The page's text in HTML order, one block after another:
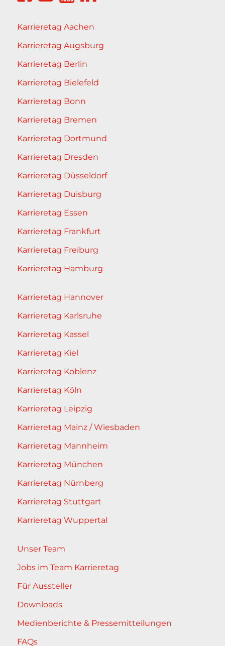
Karrieretag Aachen
Karrieretag Augsburg
Karrieretag Berlin
Karrieretag Bielefeld
Karrieretag Bonn
Karrieretag Bremen
Karrieretag Dortmund
Karrieretag Dresden
Karrieretag Düsseldorf
Karrieretag Duisburg
Karrieretag Essen
Karrieretag Frankfurt
Karrieretag Freiburg
Karrieretag Hamburg
Karrieretag Hannover
Karrieretag Karlsruhe
Karrieretag Kassel
Karrieretag Kiel
Karrieretag Koblenz
Karrieretag Köln
Karrieretag Leipzig
Karrieretag Mainz / Wiesbaden
Karrieretag Mannheim
Karrieretag München
Karrieretag Nürnberg
Karrieretag Stuttgart
Karrieretag Wuppertal
Unser Team
Jobs im Team Karrieretag
Für Aussteller
Downloads
Medienberichte & Pressemitteilungen
FAQs